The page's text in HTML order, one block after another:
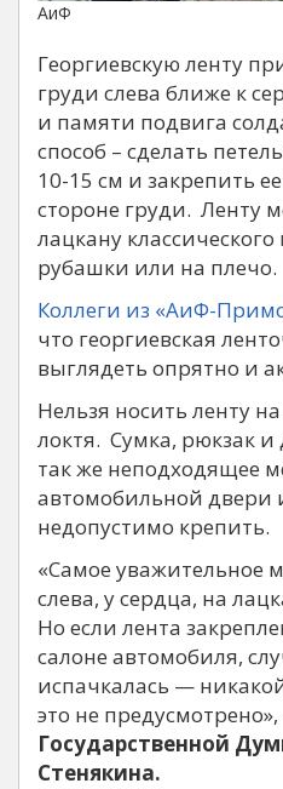
АиФ
Георгиевскую ленту
груди слева ближе к
и памяти подвига
способ – сделать
10-15 см и закрепить
стороне груди. Ленту
лацкану
рубашки или на плечо.
Коллеги из «АиФ-
что георгиевская
выглядеть опрятно и
Нельзя носить ленту
локтя. Сумка, рюкзак и
так же неподходящее
автомобильной двери
недопустимо крепить.
«Самое уважительное
слева, у сердца, на
Но если лента
салоне автомобиля,
испачкалась —
это не
Государственной
Стенякина.